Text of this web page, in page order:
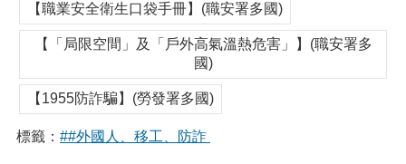
【職業安全衛生口袋手冊】(職安署多國)
【「局限空間」及「戶外高氣溫熱危害」】(職安署多
國)
【1955防詐騙】(勞發署多國)
標籤： ##外國人、移工、防詐